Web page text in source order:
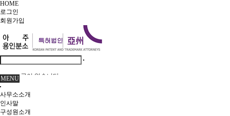
HOME
로그인
회원 가입
글이 없습니다.
MENU
사무소소개
인사말
구성원소개